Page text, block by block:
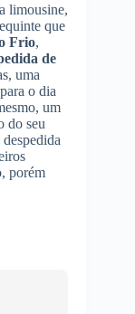
limousine,
que
Frio,
de
uma
o dia
um
do seu
porém